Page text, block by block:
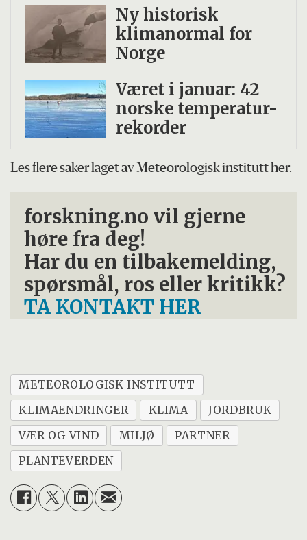
Ny historisk
klimanormal for
Norge
Været i januar: 42
norske temperatur-
rekorder
Les flere saker laget av Meteorologisk institutt her.
forskning.no vil gjerne
høre fra deg!
Har du en tilbakemelding,
spørsmål, ros eller kritikk?
TA KONTAKT HER
METEOROLOGISK INSTITUTT
KLIMAENDRINGER
KLIMA
JORDBRUK
VÆR OG VIND
MILJØ
PARTNER
PLANTEVERDEN